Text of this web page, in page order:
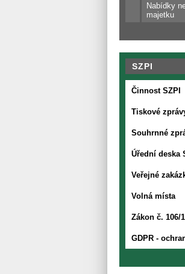
Nabídky
majetku
SZPI
Činnost SZPI
Tiskové
Souhrnné
Úřední deska
Veřejné
Volná místa
Zákon č. 106/
GDPR -